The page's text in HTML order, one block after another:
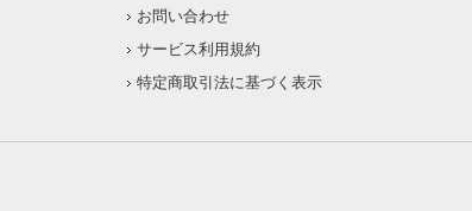
お問い合わせ
サービス利用規約
特定商取引法に基づく表示